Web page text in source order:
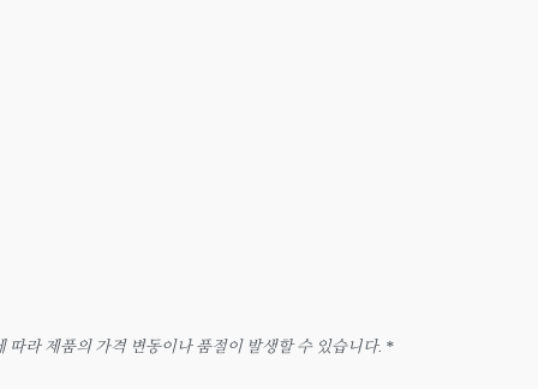
라 제품의 가격 변동이나 품절이 발생할 수 있습니다. *